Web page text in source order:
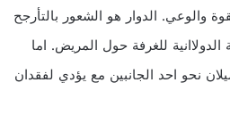
والوعي. الدوار هو الشعور بالتأرجح
للغرفة حول المريض. اما
نحو احد الجانبين مع يؤدي لفقدان